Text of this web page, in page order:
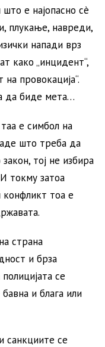
е најопасно сè
плукање, навреди,
напади врз
како „инцидент“,
на провокација“.
да биде мета…
е симбол на
што треба да
тој не избира
токму затоа
тоа е
страна
и брза
се
бавна и блага или
санкциите се